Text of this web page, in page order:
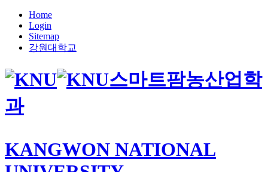
Home
Login
Sitemap
강원대학교
스마트팜농산업학
과
KANGWON NATIONAL